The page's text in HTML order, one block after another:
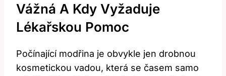
Vážná A Kdy Vyžaduje
Lékařskou Pomoc
Počínající modřina je obvykle jen drobnou
kosmetickou vadou, která se časem samo